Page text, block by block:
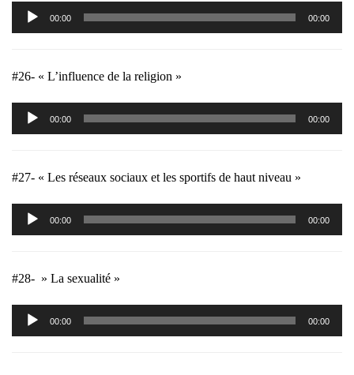
Lecteur
audio
00:00 00:00
#26- « L’influence de la religion »
Lecteur
audio
00:00 00:00
#27- « Les réseaux sociaux et les sportifs de haut niveau »
Lecteur
audio
00:00 00:00
#28- » La sexualité »
Lecteur
audio
00:00 00:00